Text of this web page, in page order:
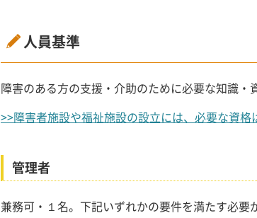
人員基準
障害のある方の支援・介助のために必要な知識・
>>障害者施設や福祉施設の設立には、必要な資格
管理者
兼務可・１名。下記いずれかの要件を満たす必要